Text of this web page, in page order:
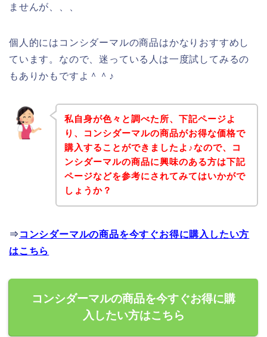
ませんが、、、
個人的にはコンシダーマルの商品はかなりおすすめし
ています。なので、迷っている人は一度試してみるの
もありかもですよ＾＾♪
私自身が色々と調べた所、下記ページよ
り、コンシダーマルの商品がお得な価格で
購入することができましたよ♪なので、コ
ンシダーマルの商品に興味のある方は下記
ページなどを参考にされてみてはいかがで
しょうか？
⇒ コンシダーマルの商品を今すぐお得に購入したい方
はこちら
コンシダーマルの商品を今すぐお得に購
入したい方はこちら